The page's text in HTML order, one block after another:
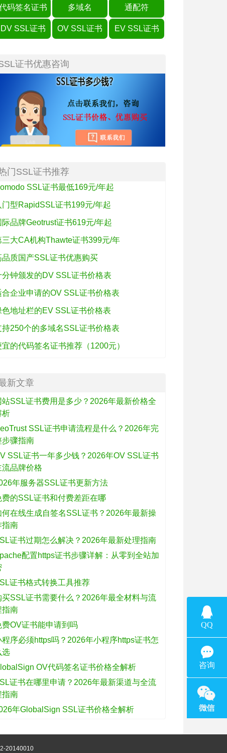
码签名证书 多域名 通配符
DV SSL证书 OV SSL证书 EV SSL证书
证书优惠咨询
门SSL证书推荐
SSL证书最低169元/年起
门型RapidSSL证书199元/年起
际品牌Geotrust证书619元/年起
三大CA机构Thawte证书399元/年
品质国产SSL证书优惠购买
分钟颁发的DV SSL证书价格表
合企业申请的OV SSL证书价格表
色地址栏的EV SSL证书价格表
持250个的多域名SSL证书价格表
宜的代码签名证书推荐（1200元）
新文章
站SSL证书费用是多少？2026年最新价格全
析
SSL证书申请流程是什么？2026年完
步骤指南
SSL证书一年多少钱？2026年OV SSL证书
流品牌价格
年服务器SSL证书更新方法
费的SSL证书和付费差距在哪
何在线生成自签名SSL证书？2026年最新操
指南
证书过期怎么解决？2026年最新处理指南
配置https证书步骤详解：从零到全站加
证书格式转换工具推荐
买SSL证书需要什么？2026年最全材料与流
指南
费OV证书能申请到吗
程序必须https吗？2026年小程序https证书怎
选
OV代码签名证书价格全解析
证书在哪里申请？2026年最新渠道与全流
指南
年GlobalSign SSL证书价格全解析
20140010